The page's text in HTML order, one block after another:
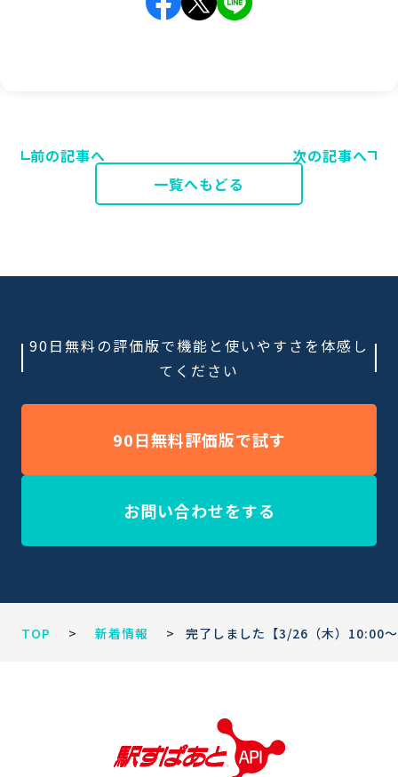
前の記事へ
一覧へもどる
次の記事へ
90日無料の評価版で機能と使いやすさを体感し
てください
90日無料評価版で試す
お問い合わせをする
TOP > 新着情報 > 完了しました【3/26（木）10:00